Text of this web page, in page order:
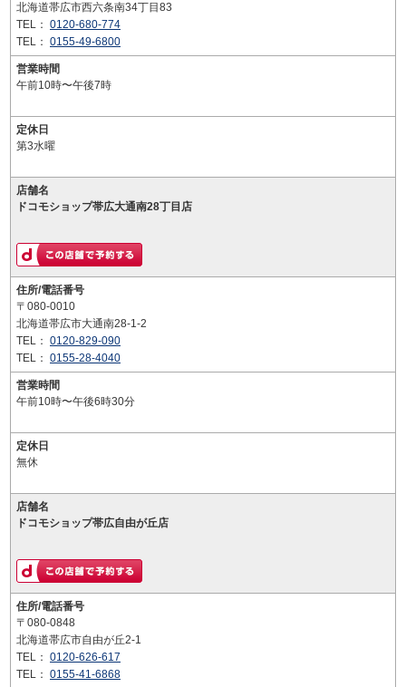
北海道帯広市西六条南34丁目83
TEL： 0120-680-774
TEL： 0155-49-6800
営業時間
午前10時〜午後7時
定休日
第3水曜
店舗名
ドコモショップ帯広大通南28丁目店
住所/電話番号
〒080-0010
北海道帯広市大通南28-1-2
TEL： 0120-829-090
TEL： 0155-28-4040
営業時間
午前10時〜午後6時30分
定休日
無休
店舗名
ドコモショップ帯広自由が丘店
住所/電話番号
〒080-0848
北海道帯広市自由が丘2-1
TEL： 0120-626-617
TEL： 0155-41-6868